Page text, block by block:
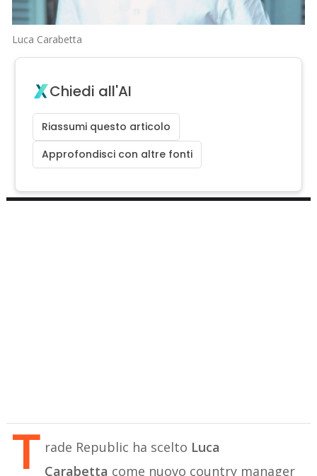
Luca Carabetta
Chiedi all'AI
Riassumi questo articolo
Approfondisci con altre fonti
T rade Republic ha scelto Luca
Carabetta come nuovo country manager